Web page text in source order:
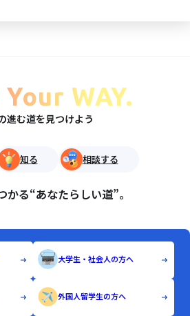
Your WAY.
進む道を見つけよう
知る 相談する
かる“あなたらしい道”。
大学生・社会人の方へ
外国人留学生の方へ